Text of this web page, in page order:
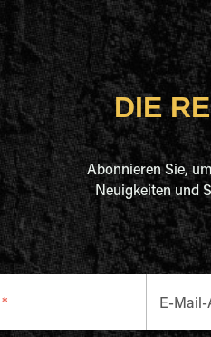
DIE
Abonnieren Sie,
Neuigkeiten und
* E-Mail-